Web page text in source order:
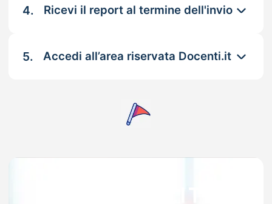
4. Ricevi il report al termine dell'invio
5. Accedi all’area riservata Docenti.it